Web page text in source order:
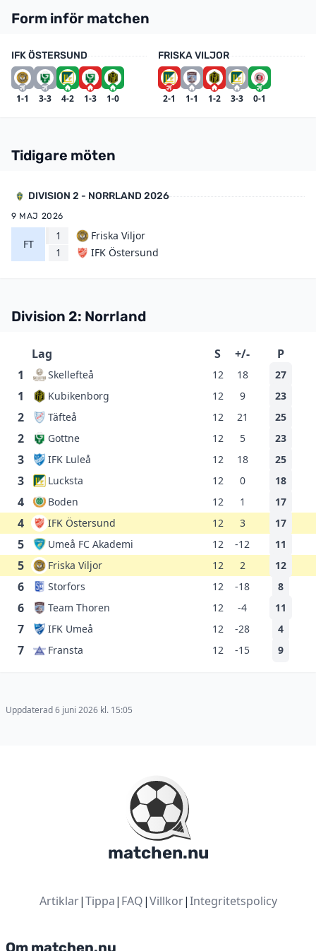
Form inför matchen
IFK ÖSTERSUND
1-1 3-3 4-2 1-3 1-0
FRISKA VILJOR
2-1 1-1 1-2 3-3 0-1
Tidigare möten
DIVISION 2 - NORRLAND 2026
9 MAJ 2026
FT
1
1
Friska Viljor
IFK Östersund
Division 2: Norrland
Lag S +/-
P
1
Skellefteå 12 18 27
1 Kubikenborg 12 9 23
2 Täfteå 12 21 25
2 Gottne 12 5 23
3 IFK Luleå 12 18 25
3 Lucksta 12 0 18
4 Boden 12 1 17
4 IFK Östersund 12 3 17
5 Umeå FC Akademi 12 -12 11
5 Friska Viljor 12 2 12
6 Storfors 12 -18 8
6 Team Thoren 12 -4 11
7 IFK Umeå 12 -28 4
7 Fransta 12 -15 9
Uppdaterad 6 juni 2026 kl. 15:05
matchen.nu
Artiklar|Tippa| FAQ|Villkor|Integritetspolicy
Om matchen.nu